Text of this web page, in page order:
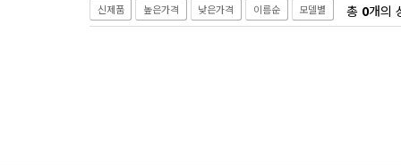
신제품 높은가격 낮은가격 이름순 모델별 총 0개의